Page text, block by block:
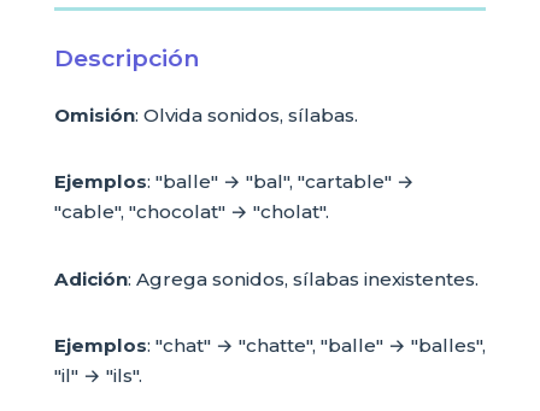
Descripción
Omisión: Olvida sonidos, sílabas.
Ejemplos: "balle" → "bal", "cartable" →
"cable", "chocolat" → "cholat".
Adición: Agrega sonidos, sílabas inexistentes.
Ejemplos: "chat" → "chatte", "balle" → "balles",
"il" → "ils".